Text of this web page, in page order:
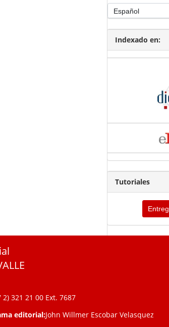
Indexado en:
Tutoriales
2) 321 21 00Ext. 7687
editorial:John Willmer Escobar Velasquez